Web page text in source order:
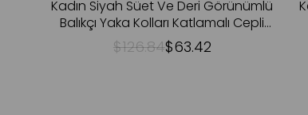
Kadın Siyah Süet Ve Deri Görünümlü
Balıkçı Yaka Kolları Katlamalı Cepli
Ceket$63.42
$126.84